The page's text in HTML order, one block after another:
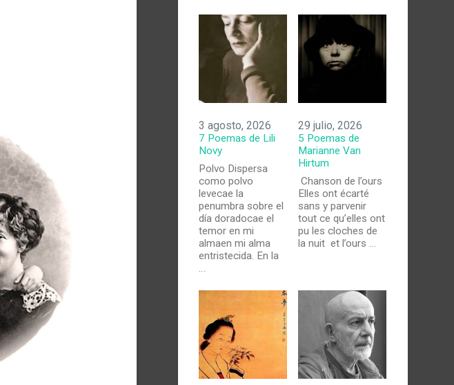
3 agosto, 2026
7 Poemas de Lili
Novy
Polvo Dispersa
como polvo
levecae la
penumbra sobre el
día doradocae el
temor en mi
almaen mi alma
entristecida. En la
…
29 julio, 2026
5 Poemas de
Marianne Van
Hirtum
Chanson de l’ours
Elles ont écarté
sans y parvenir
tout ce qu’elles ont
pu les cloches de
la nuit et l’ours …